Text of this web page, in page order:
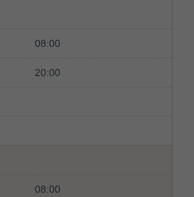
08:00
20:00
08:00